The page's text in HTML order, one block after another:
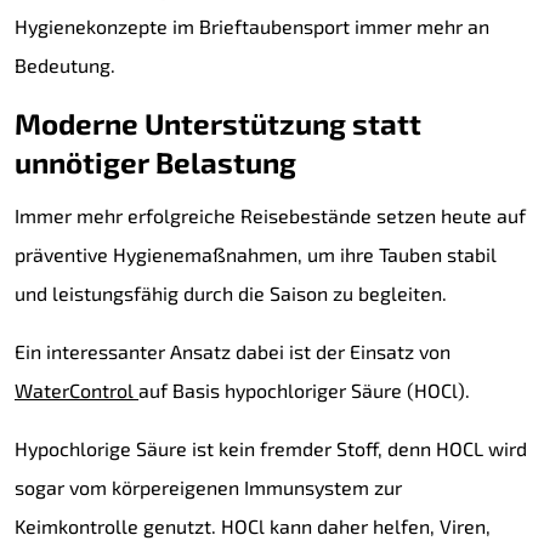
Hygienekonzepte im Brieftaubensport immer mehr an
Bedeutung.
Moderne Unterstützung statt
unnötiger Belastung
Immer mehr erfolgreiche Reisebestände setzen heute auf
präventive Hygienemaßnahmen, um ihre Tauben stabil
und leistungsfähig durch die Saison zu begleiten.
Ein interessanter Ansatz dabei ist der Einsatz von
WaterControl auf Basis hypochloriger Säure (HOCl).
Hypochlorige Säure ist kein fremder Stoff, denn HOCL wird
sogar vom körpereigenen Immunsystem zur
Keimkontrolle genutzt. HOCl kann daher helfen, Viren,